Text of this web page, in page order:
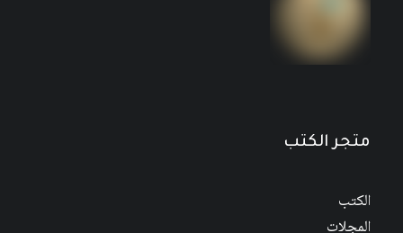
متجر الكتب
الكتب